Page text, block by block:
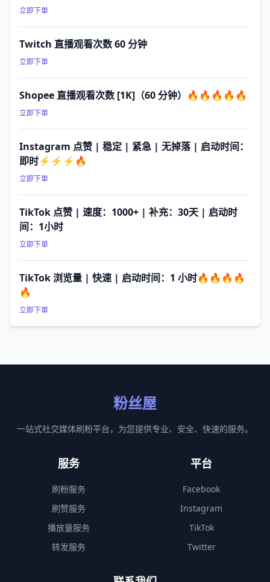
立即下单
Twitch 直播观看次数 60 分钟
立即下单
Shopee 直播观看次数 [1K]（60 分钟）🔥🔥🔥🔥🔥
立即下单
Instagram 点赞 | 稳定 | 紧急 | 无掉落 | 启动时间：
即时⚡⚡⚡🔥
立即下单
TikTok 点赞 | 速度：1000+ | 补充：30天 | 启动时
间：1小时
立即下单
TikTok 浏览量 | 快速 | 启动时间：1 小时🔥🔥🔥🔥
🔥
立即下单
粉丝屋
一站式社交媒体刷粉平台，为您提供专业、安全、快速的服务。
服务
刷粉服务
刷赞服务
播放量服务
转发服务
平台
Facebook
Instagram
TikTok
Twitter